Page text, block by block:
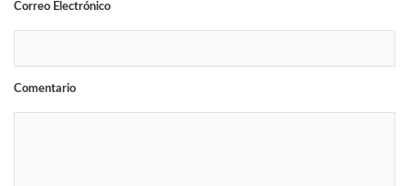
Correo Electrónico
Comentario